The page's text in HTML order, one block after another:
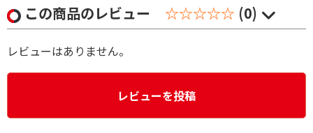
この商品のレビュー ☆☆☆☆☆ (0)
レビューはありません。
レビューを投稿